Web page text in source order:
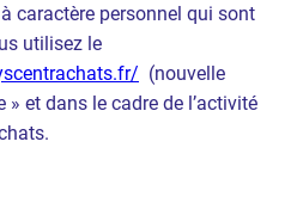
caractère personnel qui sont
utilisez le
(nouvelle
» et dans le cadre de l’activité